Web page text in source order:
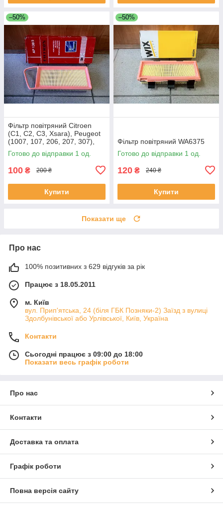
–50%
Фільтр повітряний Citroen
(C1, C2, C3, Xsara), Peugeot
(1007, 107, 206, 207, 307),
Mazda 2
Готово до відправки 1 од.
100 ₴ 200 ₴
Купити
–50%
Фільтр повітряний WA6375
Готово до відправки 1 од.
120 ₴ 240 ₴
Купити
Показати ще
Про нас
100% позитивних з 629 відгуків за рік
Працює з 18.05.2011
м. Київ
вул. Прип'ятська, 24 (біля ГБК Позняки-2) Заїзд з вулиці
Здолбунівської або Урлівської, Київ, Україна
Контакти
Сьогодні працює з 09:00 до 18:00
Показати весь графік роботи
Про нас
Контакти
Доставка та оплата
Графік роботи
Повна версія сайту